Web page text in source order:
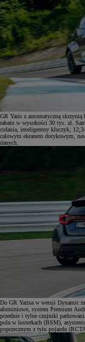
GR Yaris z automatyczną
rabatu w wysokości 30 tys. zł.
cofania, inteligentny kluczyk,
calowym ekranem dotykowym,
danych.
Do GR Yarisa w wersji Dynamic
aluminiowe, system Premium
przednie i tylne czujniki
pola w lusterkach (BSM),
poprzecznym z tyłu pojazdu